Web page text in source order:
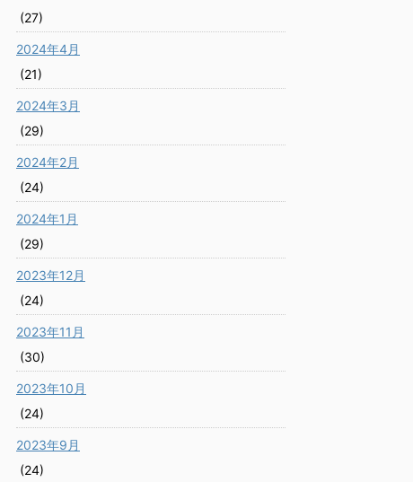
(27)
2024年4月
(21)
2024年3月
(29)
2024年2月
(24)
2024年1月
(29)
2023年12月
(24)
2023年11月
(30)
2023年10月
(24)
2023年9月
(24)